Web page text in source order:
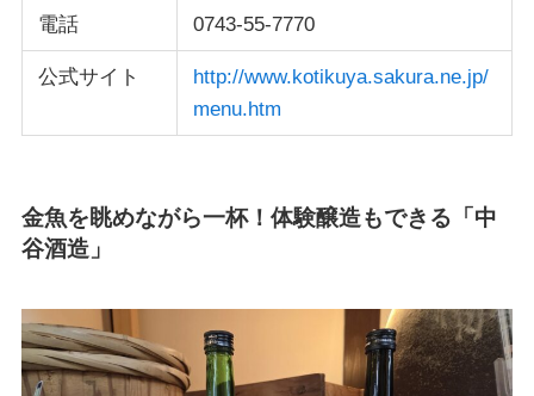
電話 0743-55-7770
公式サイト
http://www.kotikuya.sakura.ne.jp/
menu.htm
金魚を眺めながら一杯！体験醸造もできる「中
谷酒造」